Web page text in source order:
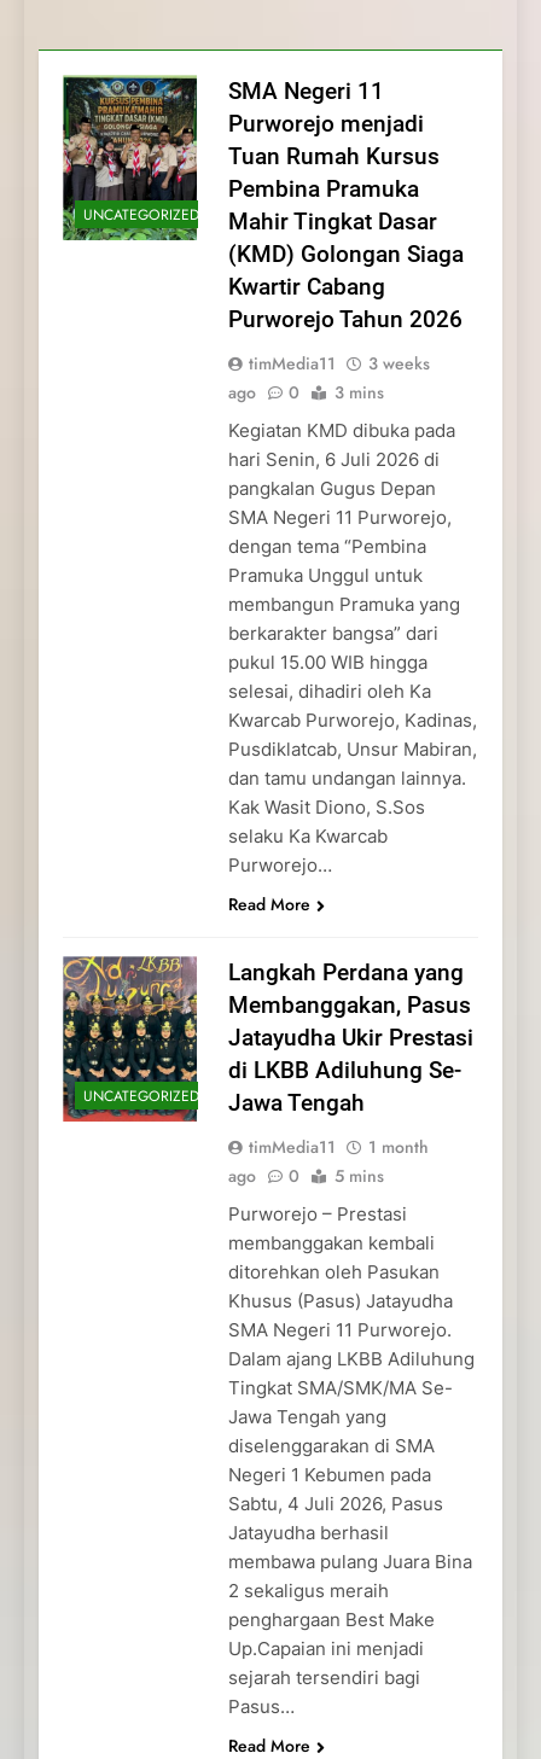
dan Pengabdian Generasi
Pramuka
Pramuka
Kepedulian
UNCATEGORIZED
SMA Negeri 11
Purworejo menjadi
Tuan Rumah Kursus
Pembina Pramuka
Mahir Tingkat Dasar
(KMD) Golongan Siaga
Kwartir Cabang
Purworejo Tahun 2026
timMedia11
3 weeks
ago
0 3 mins
Kegiatan KMD dibuka pada
hari Senin, 6 Juli 2026 di
pangkalan Gugus Depan
SMA Negeri 11 Purworejo,
dengan tema “Pembina
Pramuka Unggul untuk
membangun Pramuka yang
berkarakter bangsa” dari
pukul 15.00 WIB hingga
selesai, dihadiri oleh Ka
Kwarcab Purworejo, Kadinas,
Pusdiklatcab, Unsur Mabiran,
dan tamu undangan lainnya.
Kak Wasit Diono, S.Sos
selaku Ka Kwarcab
Purworejo…
Read More
UNCATEGORIZED
Langkah Perdana yang
Membanggakan, Pasus
Jatayudha Ukir Prestasi
di LKBB Adiluhung Se-
Jawa Tengah
timMedia11
1 month
ago
0 5 mins
Purworejo – Prestasi
membanggakan kembali
ditorehkan oleh Pasukan
Khusus (Pasus) Jatayudha
SMA Negeri 11 Purworejo.
Dalam ajang LKBB Adiluhung
Tingkat SMA/SMK/MA Se-
Jawa Tengah yang
diselenggarakan di SMA
Negeri 1 Kebumen pada
Sabtu, 4 Juli 2026, Pasus
Jatayudha berhasil
membawa pulang Juara Bina
2 sekaligus meraih
penghargaan Best Make
Up.Capaian ini menjadi
sejarah tersendiri bagi
Pasus…
Read More